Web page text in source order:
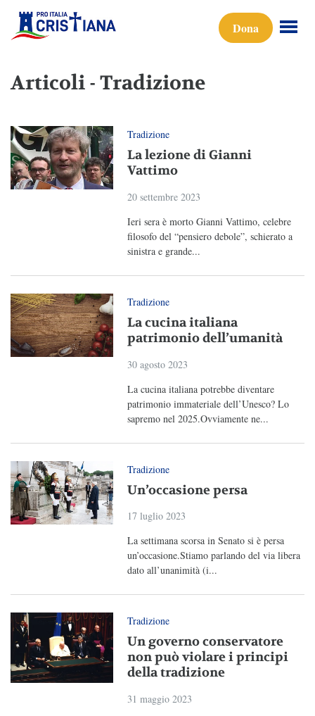
Dona
Articoli - Tradizione
Tradizione
La lezione di Gianni
Vattimo
20 settembre 2023
Ieri sera è morto Gianni Vattimo, celebre
filosofo del “pensiero debole”, schierato a
sinistra e grande...
Tradizione
La cucina italiana
patrimonio dell’umanità
30 agosto 2023
La cucina italiana potrebbe diventare
patrimonio immateriale dell’Unesco? Lo
sapremo nel 2025.Ovviamente ne...
Tradizione
Un’occasione persa
17 luglio 2023
La settimana scorsa in Senato si è persa
un’occasione.Stiamo parlando del via libera
dato all’unanimità (i...
Tradizione
Un governo conservatore
non può violare i principi
della tradizione
31 maggio 2023